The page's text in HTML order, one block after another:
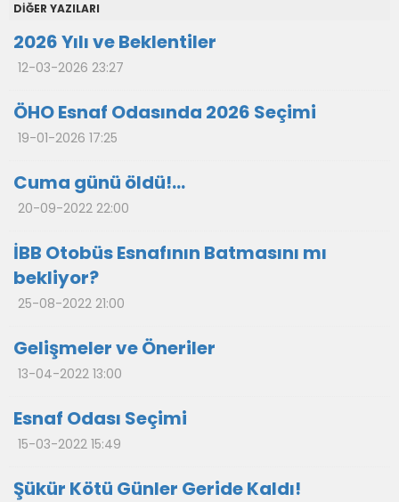
DİĞER YAZILARI
2026 Yılı ve Beklentiler
12-03-2026 23:27
ÖHO Esnaf Odasında 2026 Seçimi
19-01-2026 17:25
Cuma günü öldü!...
20-09-2022 22:00
İBB Otobüs Esnafının Batmasını mı
bekliyor?
25-08-2022 21:00
Gelişmeler ve Öneriler
13-04-2022 13:00
Esnaf Odası Seçimi
15-03-2022 15:49
Şükür Kötü Günler Geride Kaldı!